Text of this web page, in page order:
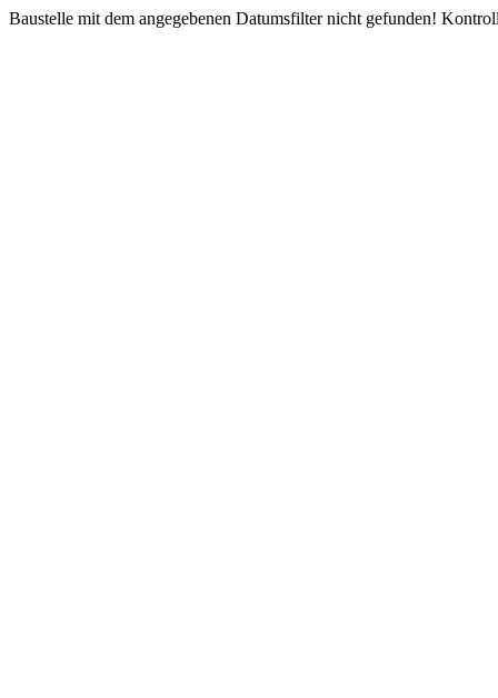
Baustelle mit dem angegebenen Datumsfilter nicht gefunden!